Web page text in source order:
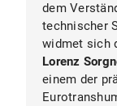
dem
technischer
widmet sich
Lorenz
einem der